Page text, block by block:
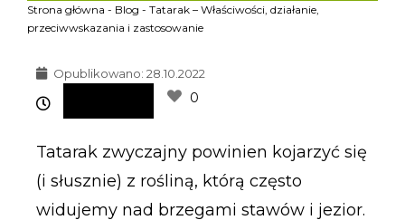
Strona główna - Blog - Tatarak – Właściwości, działanie,
przeciwwskazania i zastosowanie
Opublikowano: 28.10.2022
0
Tatarak zwyczajny powinien kojarzyć się
(i słusznie) z rośliną, którą często
widujemy nad brzegami stawów i jezior.